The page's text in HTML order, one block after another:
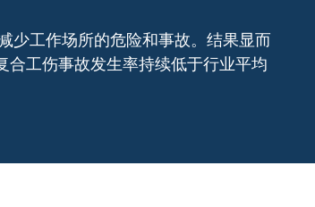
少工作场所的危险和事故。结果显而
工伤事故发生率持续低于行业平均